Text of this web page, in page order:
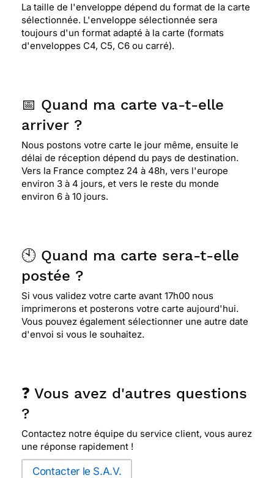
La taille de l'enveloppe dépend du format de la carte
sélectionnée. L'enveloppe sélectionnée sera
toujours d'un format adapté à la carte (formats
d'enveloppes C4, C5, C6 ou carré).
📅 Quand ma carte va-t-elle
arriver ?
Nous postons votre carte le jour même, ensuite le
délai de réception dépend du pays de destination.
Vers la France comptez 24 à 48h, vers l'europe
environ 3 à 4 jours, et vers le reste du monde
environ 6 à 10 jours.
🕙 Quand ma carte sera-t-elle
postée ?
Si vous validez votre carte avant 17h00 nous
imprimerons et posterons votre carte aujourd'hui.
Vous pouvez également sélectionner une autre date
d'envoi si vous le souhaitez.
❓ Vous avez d'autres questions
?
Contactez notre équipe du service client, vous aurez
une réponse rapidement !
Contacter le S.A.V.